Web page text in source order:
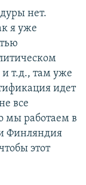
нет.
я уже
и т.д., там уже
идет
все
мы работаем в
Финляндия
этот